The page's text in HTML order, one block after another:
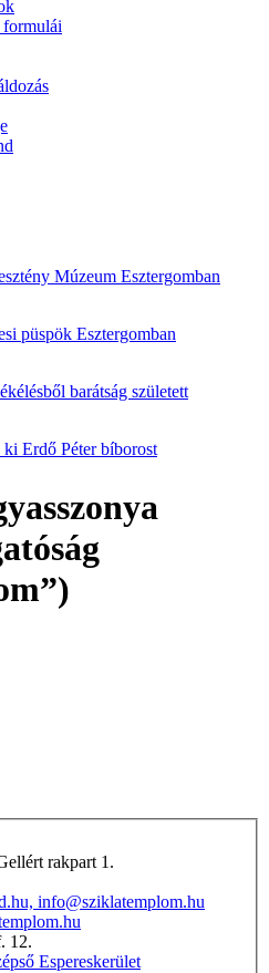
formulái
Múzeum Esztergomban
püspök Esztergomban
barátság született
Erdő Péter bíborost
rakpart 1.
info@sziklatemplom.hu
12.
Espereskerület